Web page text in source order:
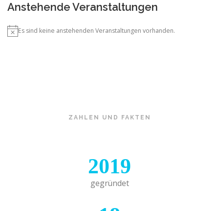
Anstehende Veranstaltungen
Es sind keine anstehenden Veranstaltungen vorhanden.
ZAHLEN UND FAKTEN
2019
gegründet